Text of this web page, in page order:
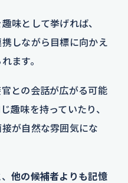
味として挙げれば、
しながら目標に向かえ
ます。
との会話が広がる可能
趣味を持っていたり、
が自然な雰囲気にな
他の候補者よりも記憶